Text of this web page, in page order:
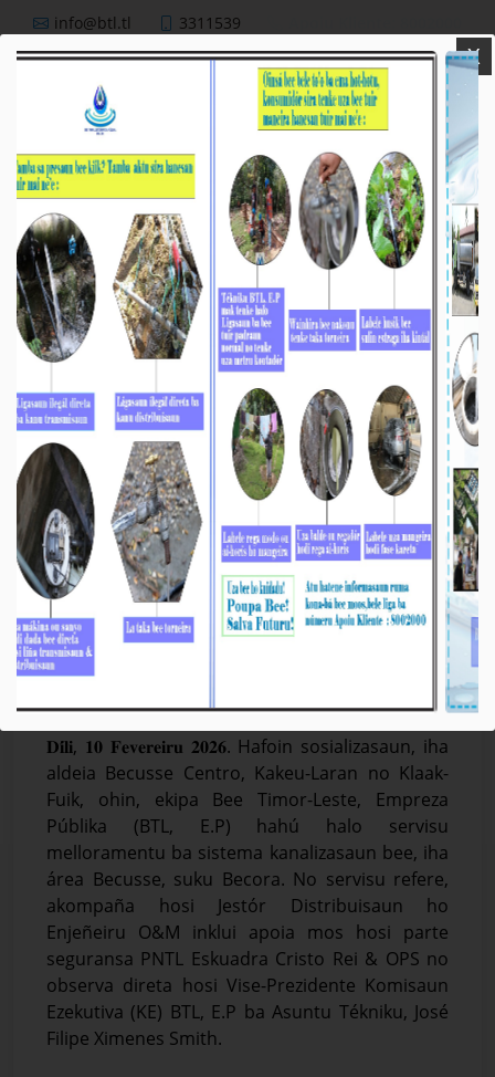
info@btl.tl 3311539
𝐁𝐓𝐋, 𝐄.𝐏 𝐇𝐚𝐡𝐮́ 𝐌𝐞𝐥𝐥𝐨𝐫𝐚 𝐒𝐢𝐬𝐭𝐞𝐦𝐚 𝐊𝐚𝐧𝐚𝐥𝐢𝐳𝐚𝐬𝐚𝐮𝐧 𝐁𝐞𝐞
𝐢𝐡𝐚 𝐁𝐞𝐜𝐮𝐬𝐬𝐞
Média_BTL, E.P 10-Febreiru-2026
𝐃𝐢́𝐥𝐢, 𝟏𝟎 𝐅𝐞𝐯𝐞𝐫𝐞𝐢𝐫𝐮 𝟐𝟎𝟐𝟔. Hafoin sosializasaun, iha
aldeia Becusse Centro, Kakeu-Laran no Klaak-
Fuik, ohin, ekipa Bee Timor-Leste, Empreza
Públika (BTL, E.P) hahú halo servisu
melloramentu ba sistema kanalizasaun bee, iha
área Becusse, suku Becora. No servisu refere,
akompaña hosi Jestór Distribuisaun ho
Enjeñeiru O&M inklui apoia mos hosi parte
seguransa PNTL Eskuadra Cristo Rei & OPS no
observa direta hosi Vise-Prezidente Komisaun
Ezekutiva (KE) BTL, E.P ba Asuntu Tékniku, José
Filipe Ximenes Smith.
X